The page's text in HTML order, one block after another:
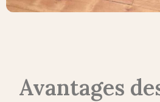
Avantages